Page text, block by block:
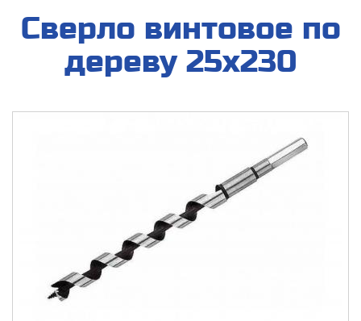
Сверло винтовое по
дереву 25х230